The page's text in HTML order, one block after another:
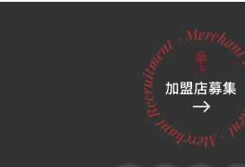
加盟店募集